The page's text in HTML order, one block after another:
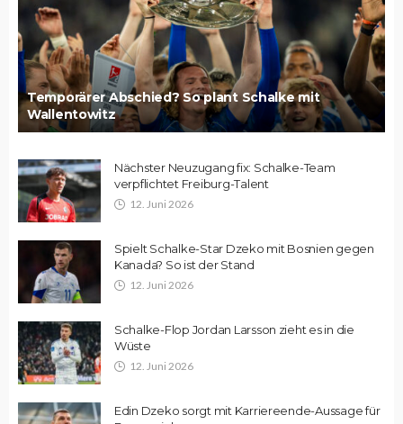
Temporärer Abschied? So plant Schalke mit
Wallentowitz
Nächster Neuzugang fix: Schalke-Team
verpflichtet Freiburg-Talent
12. Juni 2026
Spielt Schalke-Star Dzeko mit Bosnien gegen
Kanada? So ist der Stand
12. Juni 2026
Schalke-Flop Jordan Larsson zieht es in die
Wüste
12. Juni 2026
Edin Dzeko sorgt mit Karriereende-Aussage für